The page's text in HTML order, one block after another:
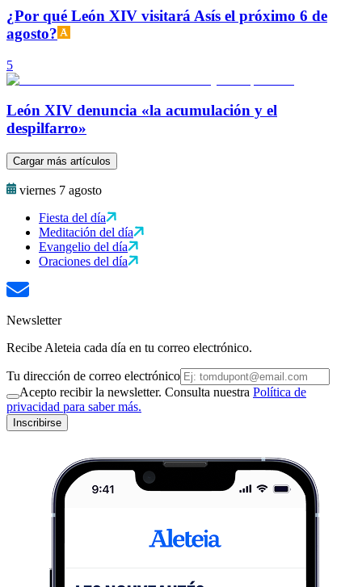
¿Por qué León XIV visitará Asís el próximo 6 de
agosto?
5
León XIV denuncia «la acumulación y el
despilfarro»
Cargar más artículos
viernes 7 agosto
Fiesta del día
Meditación del día
Evangelio del día
Oraciones del día
Newsletter
Recibe Aleteia cada día en tu correo electrónico.
Tu dirección de correo electrónico
Acepto recibir la newsletter. Consulta nuestra Política de
privacidad para saber más.
Inscribirse